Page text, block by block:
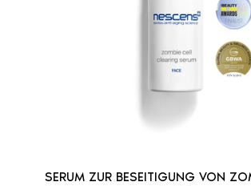
SERUM ZUR BESEITIGUNG VON